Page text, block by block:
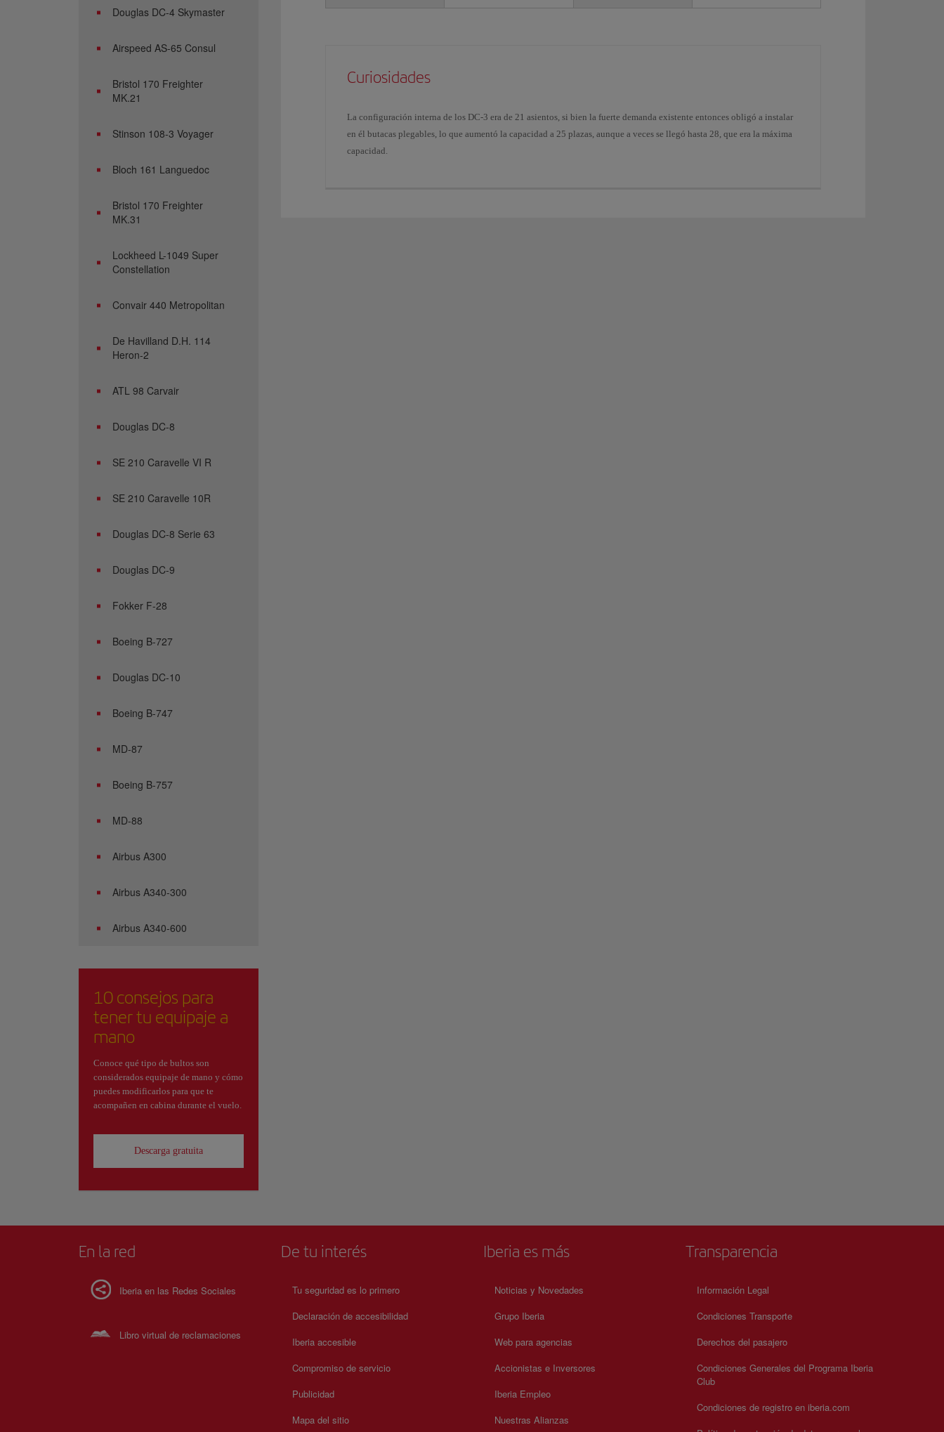
Curiosidades
La configuración interna de los DC-3 era de 21 asientos, si bien la fuerte demanda existente entonces obligó a instalar
en él butacas plegables, lo que aumentó la capacidad a 25 plazas, aunque a veces se llegó hasta 28, que era la máxima
capacidad.
Douglas DC-4 Skymaster
Airspeed AS-65 Consul
Bristol 170 Freighter
MK.21
Stinson 108-3 Voyager
Bloch 161 Languedoc
Bristol 170 Freighter
MK.31
Lockheed L-1049 Super
Constellation
Convair 440 Metropolitan
De Havilland D.H. 114
Heron-2
ATL 98 Carvair
Douglas DC-8
SE 210 Caravelle VI R
SE 210 Caravelle 10R
Douglas DC-8 Serie 63
Douglas DC-9
Fokker F-28
Boeing B-727
Douglas DC-10
Boeing B-747
MD-87
Boeing B-757
MD-88
Airbus A300
Airbus A340-300
Airbus A340-600
10 consejos para
tener tu equipaje a
mano
Conoce qué tipo de bultos son
considerados equipaje de mano y cómo
puedes modificarlos para que te
acompañen en cabina durante el vuelo.
Descarga gratuita
En la red
Iberia en las Redes Sociales
Libro virtual de reclamaciones
De tu interés
Tu seguridad es lo primero
Declaración de accesibilidad
Iberia accesible
Compromiso de servicio
Publicidad
Mapa del sitio
Iberia es más
Noticias y Novedades
Grupo Iberia
Web para agencias
Accionistas e Inversores
Iberia Empleo
Nuestras Alianzas
Transparencia
Información Legal
Condiciones Transporte
Derechos del pasajero
Condiciones Generales del Programa Iberia
Club
Condiciones de registro en iberia.com